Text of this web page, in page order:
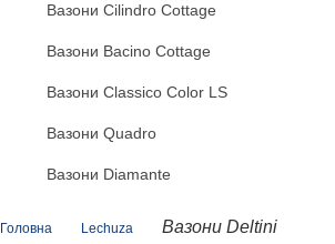
Вазони Cilindro Cottage
Вазони Bacino Cottage
Вазони Classico Сolor LS
Вазони Quadro
Вазони Diamante
Головна Lechuza Вазони Deltini